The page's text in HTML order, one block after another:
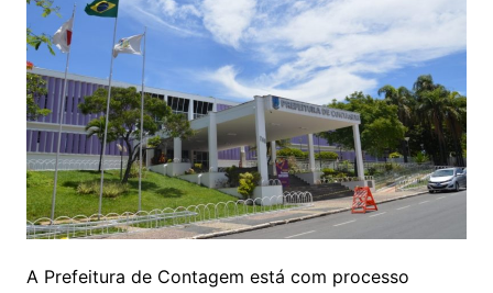
A Prefeitura de Contagem está com processo